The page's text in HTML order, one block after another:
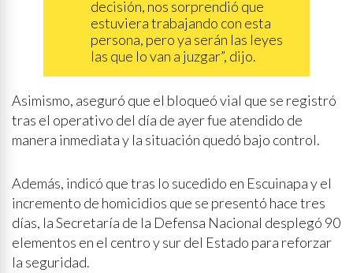
decisión, nos sorprendió que
estuviera trabajando con esta
persona, pero ya serán las leyes
las que lo van a juzgar”, dijo.
Asimismo, aseguró que el bloqueó vial que se registró
tras el operativo del día de ayer fue atendido de
manera inmediata y la situación quedó bajo control.
Además, indicó que tras lo sucedido en Escuinapa y el
incremento de homicidios que se presentó hace tres
días, la Secretaría de la Defensa Nacional desplegó 90
elementos en el centro y sur del Estado para reforzar
la seguridad.